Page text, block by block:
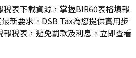
表下載資源，掌握BIR60表格填報
新要求。DSB Tax為您提供實用步
稅表，避免罰款及利息。立即查看